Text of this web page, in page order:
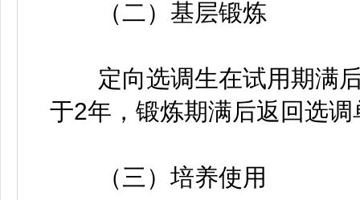
（二）基层锻炼
定向选调生在试用期满后
于2年，锻炼期满后返回选
（三）培养使用